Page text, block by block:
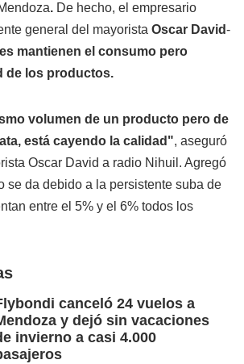
. De hecho, el empresario
general del mayorista Oscar David-
mantienen el consumo pero
de los productos.
volumen de un producto pero de
está cayendo la calidad", aseguró
Oscar David a radio Nihuil. Agregó
se da debido a la persistente suba de
entre el 5% y el 6% todos los
canceló 24 vuelos a
y dejó sin vacaciones
invierno a casi 4.000